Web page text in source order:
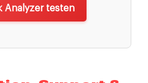
Analyzer testen